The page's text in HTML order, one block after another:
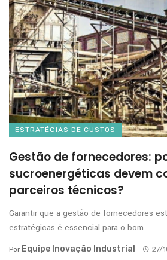
ESTRATÉGIAS DE CUSTOS
Gestão de fornecedores:
sucroenergéticas devem
parceiros técnicos?
Garantir que a gestão de fornecedores
estratégicas é essencial para o bom ...
Por Equipe Inovação Industrial 27/